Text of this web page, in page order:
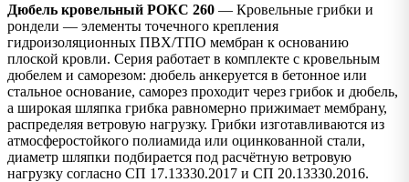
Дюбель кровельный РОКС 260 — Кровельные грибки и
рондели — элементы точечного крепления
гидроизоляционных ПВХ/ТПО мембран к основанию
плоской кровли. Серия работает в комплекте с кровельным
дюбелем и саморезом: дюбель анкеруется в бетонное или
стальное основание, саморез проходит через грибок и дюбель,
а широкая шляпка грибка равномерно прижимает мембрану,
распределяя ветровую нагрузку. Грибки изготавливаются из
атмосферостойкого полиамида или оцинкованной стали,
диаметр шляпки подбирается под расчётную ветровую
нагрузку согласно СП 17.13330.2017 и СП 20.13330.2016.